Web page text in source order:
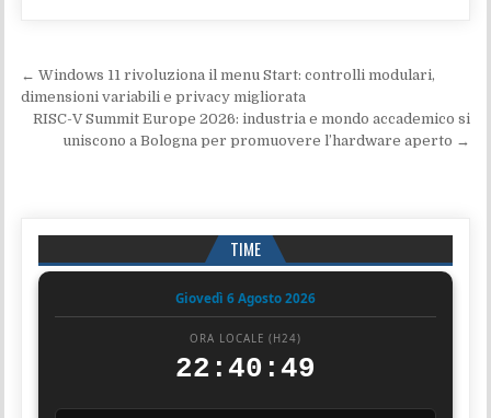
Navigazione articoli
← Windows 11 rivoluziona il menu Start: controlli modulari,
dimensioni variabili e privacy migliorata
RISC-V Summit Europe 2026: industria e mondo accademico si
uniscono a Bologna per promuovere l’hardware aperto →
TIME
Giovedì 6 Agosto 2026
ORA LOCALE (H24)
22:40:50